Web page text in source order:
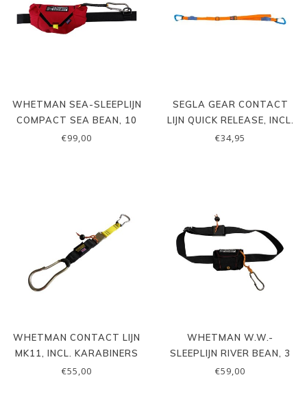
WHETMAN SEA-SLEEPLIJN
COMPACT SEA BEAN, 10
MTR
€99,00
SEGLA GEAR CONTACT
LIJN QUICK RELEASE, INCL.
KARABINERS
€34,95
WHETMAN CONTACT LIJN
MK11, INCL. KARABINERS
€55,00
WHETMAN W.W.-
SLEEPLIJN RIVER BEAN, 3
MTR
€59,00